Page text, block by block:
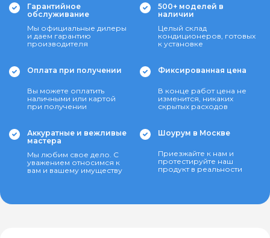
Гарантийное
обслуживание
Мы официальные дилеры
и даем гарантию
производителя
500+ моделей в
наличии
Целый склад
кондиционеров, готовых
к установке
Оплата при получении
Вы можете оплатить
наличными или картой
при получении
Фиксированная цена
В конце работ цена не
изменится, никаких
скрытых расходов
Аккуратные и вежливые
мастера
Мы любим свое дело. С
уважением относимся к
вам и вашему имуществу
Шоурум в Москве
Приезжайте к нам и
протестируйте наш
продукт в реальности